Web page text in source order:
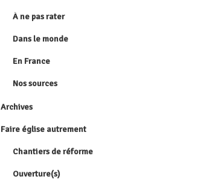
À ne pas rater
Dans le monde
En France
Nos sources
Archives
Faire église autrement
Chantiers de réforme
Ouverture(s)